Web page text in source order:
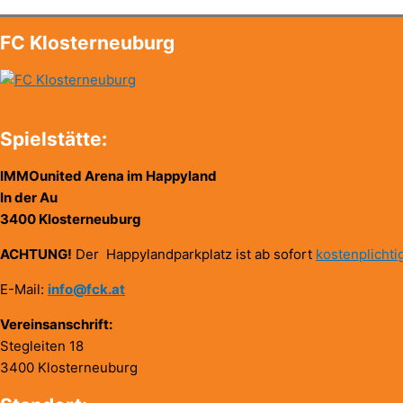
FC Klosterneuburg
Spielstätte:
IMMOunited Arena im Happyland
In der Au
3400 Klosterneuburg
ACHTUNG! Der Happylandparkplatz ist ab sofort
E-Mail: info@fck.at
Vereinsanschrift:
Stegleiten 18
3400 Klosterneuburg